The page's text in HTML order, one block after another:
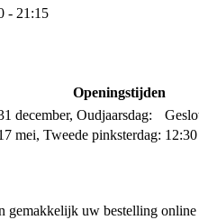
- 21:15
Openingstijden
december, Oudjaarsdag:
mei, Tweede pinksterdag:
uw bestelling